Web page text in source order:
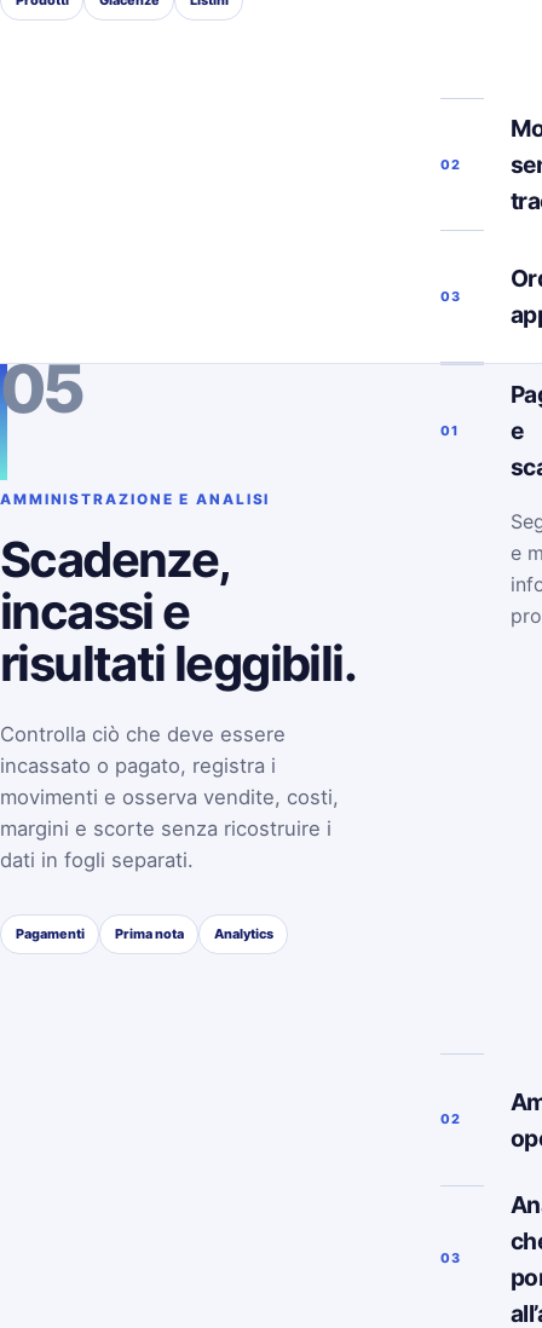
02
03
05
AMMINISTRAZIONE E ANALISI
Scadenze,
incassi e
risultati leggibili.
Controlla ciò che deve essere
incassato o pagato, registra i
movimenti e osserva vendite, costi,
margini e scorte senza ricostruire i
dati in fogli separati.
Pagamenti Prima nota Analytics
01
e
e
02
03